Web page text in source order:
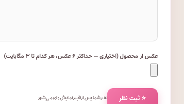
عکس از محصول (اختیاری — حداکثر ۶ عکس، هر کدام تا ۳ مگابایت)
⭐ ثبت نظر نظر شما پس از تأیید نمایش داده می‌شود.